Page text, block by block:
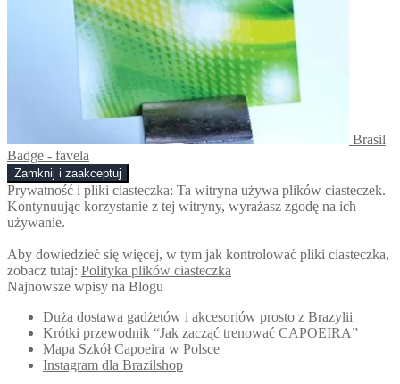
Brasil
Badge - favela
Prywatność i pliki ciasteczka: Ta witryna używa plików ciasteczek.
Kontynuując korzystanie z tej witryny, wyrażasz zgodę na ich
używanie.
Aby dowiedzieć się więcej, w tym jak kontrolować pliki ciasteczka,
zobacz tutaj: Polityka plików ciasteczka
Najnowsze wpisy na Blogu
Duża dostawa gadżetów i akcesoriów prosto z Brazylii
Krótki przewodnik “Jak zacząć trenować CAPOEIRA”
Mapa Szkół Capoeira w Polsce
Instagram dla Brazilshop